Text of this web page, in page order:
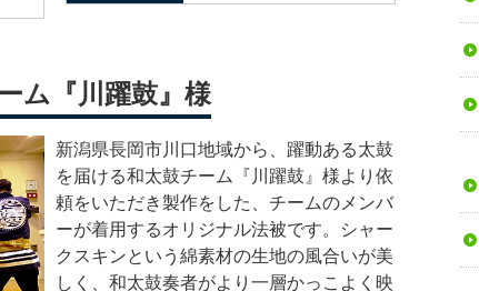
ム『川躍鼓』様
新潟県長岡市川口地域から、躍動ある太鼓
を届ける和太鼓チーム『川躍鼓』様より依
頼をいただき製作をした、チームのメンバ
ーが着用するオリジナル法被です。シャー
クスキンという綿素材の生地の風合いが美
しく、和太鼓奏者がより一層かっこよく映